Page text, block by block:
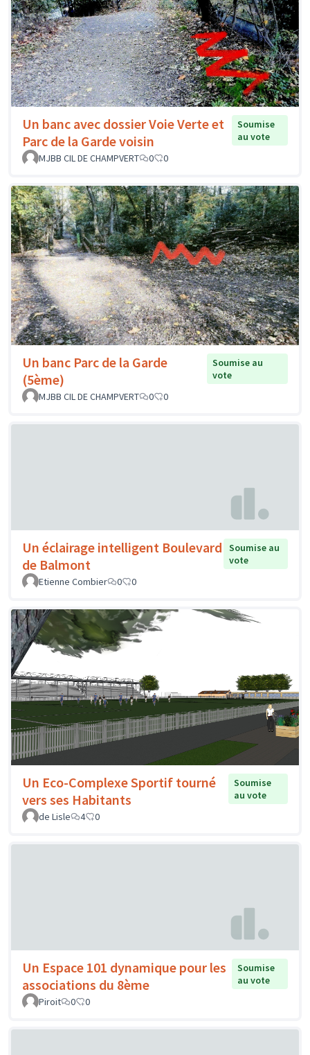
Un banc avec dossier Voie Verte et
Parc de la Garde voisin
Soumise
au vote
MJBB CIL DE CHAMPVERT
0 0
Un banc Parc de la Garde
(5ème)
Soumise au
vote
MJBB CIL DE CHAMPVERT
0 0
Un éclairage intelligent Boulevard
de Balmont
Soumise au
vote
Etienne Combier
0 0
Un Eco-Complexe Sportif tourné
vers ses Habitants
Soumise
au vote
de Lisle
4 0
Un Espace 101 dynamique pour les
associations du 8ème
Soumise
au vote
Piroit
0 0